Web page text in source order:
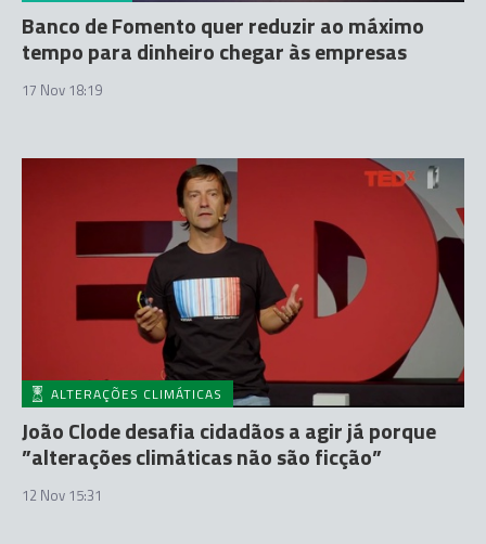
Banco de Fomento quer reduzir ao máximo
tempo para dinheiro chegar às empresas
17 Nov 18:19
ALTERAÇÕES CLIMÁTICAS
João Clode desafia cidadãos a agir já porque
”alterações climáticas não são ficção”
12 Nov 15:31